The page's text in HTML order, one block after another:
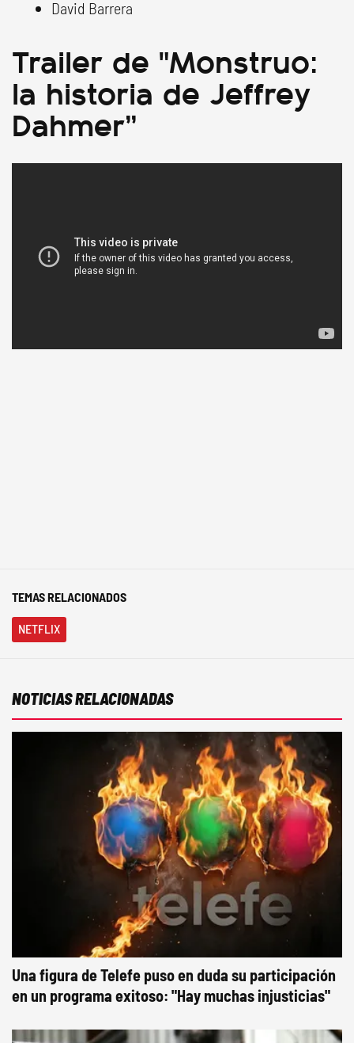
David Barrera
Trailer de "Monstruo:
la historia de Jeffrey
Dahmer”
TEMAS RELACIONADOS
NETFLIX
NOTICIAS RELACIONADAS
Una figura de Telefe puso en duda su participación
en un programa exitoso: "Hay muchas injusticias"